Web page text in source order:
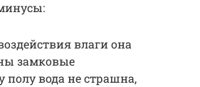
влаги она
замковые
вода не страшна,